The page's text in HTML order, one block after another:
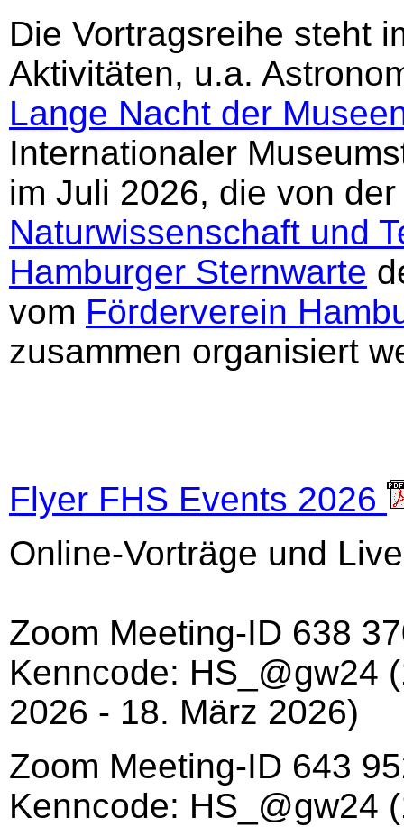
Die Vortragsreihe steht
Aktivitäten, u.a.
Lange Nacht der
Internationaler
im Juli 2026, die von der
Naturwissenschaft und
Hamburger Sternwarte
vom Förderverein
zusammen organisiert
Flyer FHS Events 2026
Online-Vorträge und
Zoom Meeting-ID 638
Kenncode: HS_@gw24
2026 - 18. März 2026)
Zoom Meeting-ID 643
Kenncode: HS_@gw24